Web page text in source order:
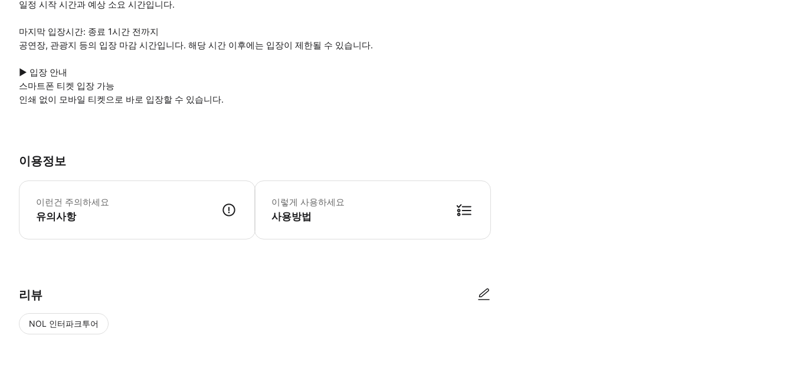
일정 시작 시간과 예상 소요 시간입니다.
마지막 입장시간: 종료 1시간 전까지
공연장, 관광지 등의 입장 마감 시간입니다. 해당 시간 이후에는 입장이 제한될 수 있습니다.
▶ 입장 안내
스마트폰 티켓 입장 가능
인쇄 없이 모바일 티켓으로 바로 입장할 수 있습니다.
이용정보
이런건 주의하세요
유의사항
▶ 꼭 알아두세요 * 휠체어 입장 불가 ▶ 체크리스트 항해 선박의 시설: ========== * 다과 구매 가능 * 기내 화장실 * 편안함을 위한 담요 * 풍부한 경험
이렇게 사용하세요
사용방법
리뷰
NOL 인터파크투어